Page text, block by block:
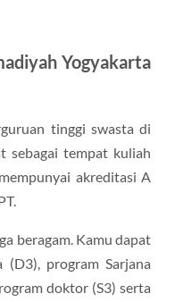
Yogyakarta
tinggi swasta di
sebagai tempat kuliah
akreditasi A
beragam. Kamu dapat
(D3), program Sarjana
doktor (S3) serta